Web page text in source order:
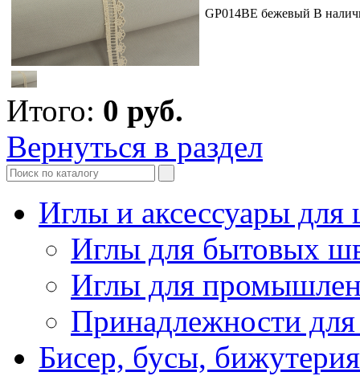
GP014BE бежевый В
Итого: 0 руб.
Вернуться в раздел
Иглы и аксессуары
Иглы для бытовых
Иглы для
Принадлежности
Бисер, бусы, бижутерия